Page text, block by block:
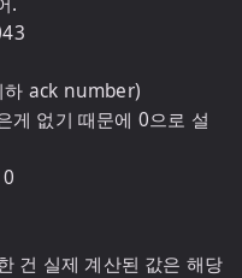
ack number)
게 없기 때문에 0으로 설
건 실제 계산된 값은 해당